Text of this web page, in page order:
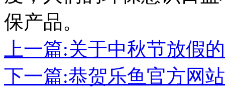
保产品。
上一篇:关于中秋节放假
下一篇:恭贺乐鱼官方网